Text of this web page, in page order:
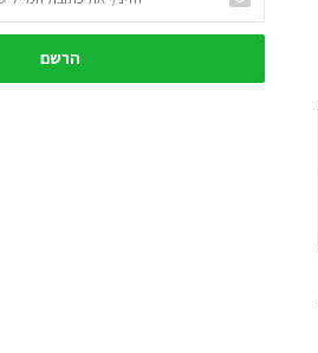
את
כתובת
שלך